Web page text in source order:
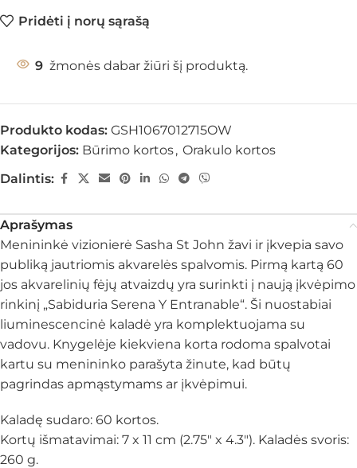
Pridėti į norų sąrašą
9 žmonės dabar žiūri šį produktą.
Produkto kodas: GSH1067012715OW
Kategorijos: Būrimo kortos, Orakulo kortos
Dalintis:
Aprašymas
Menininkė vizionierė Sasha St John žavi ir įkvepia savo
publiką jautriomis akvarelės spalvomis. Pirmą kartą 60
jos akvarelinių fėjų atvaizdų yra surinkti į naują įkvėpimo
rinkinį „Sabiduria Serena Y Entranable“. Ši nuostabiai
liuminescencinė kaladė yra komplektuojama su
vadovu. Knygelėje kiekviena korta rodoma spalvotai
kartu su menininko parašyta žinute, kad būtų
pagrindas apmąstymams ar įkvėpimui.
Kaladę sudaro: 60 kortos.
Kortų išmatavimai: 7 x 11 cm (2.75″ x 4.3″). Kaladės svoris:
260 g.